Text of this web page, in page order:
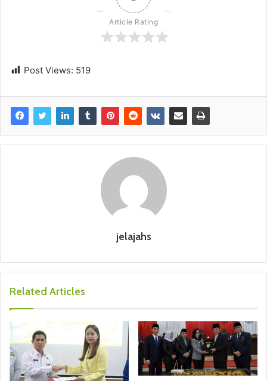
Article Rating
Post Views: 519
jelajahs
Related Articles